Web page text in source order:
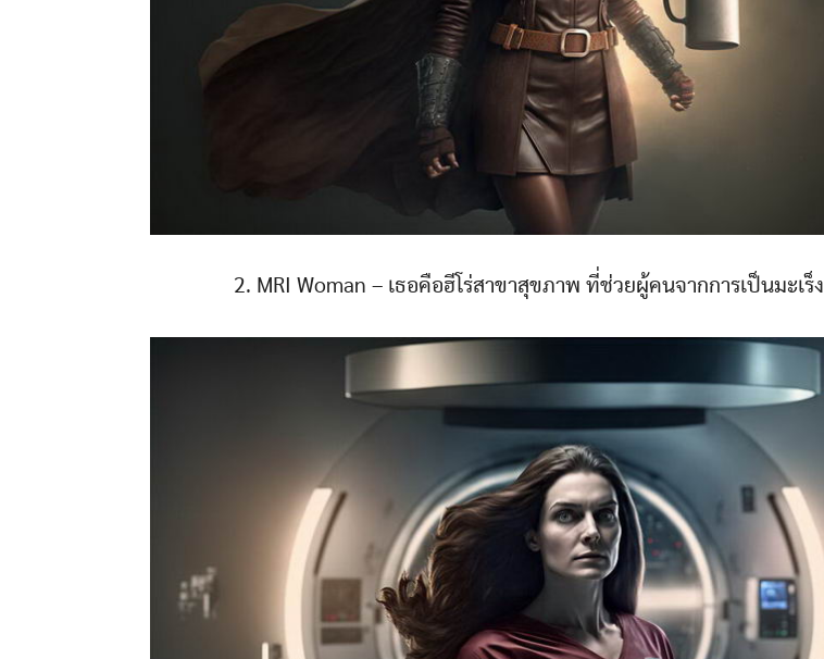
2. MRI Woman – เธอคือฮีโร่สาขาสุขภาพ ที่ช่วยผู้คนจากการเป็นมะเร็ง